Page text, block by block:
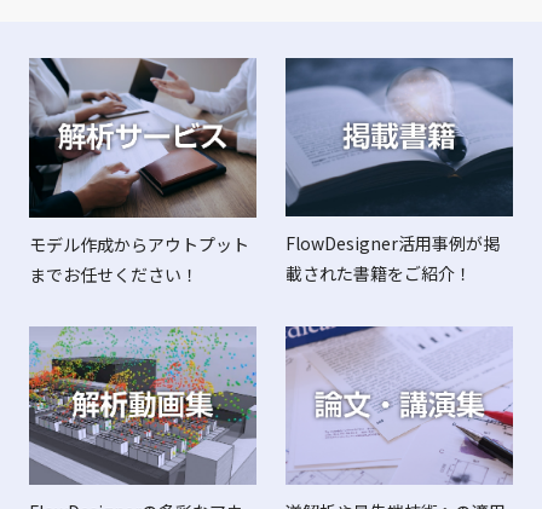
モデル作成からアウトプット
までお任せください！
FlowDesigner活用事例が掲
載された書籍をご紹介！